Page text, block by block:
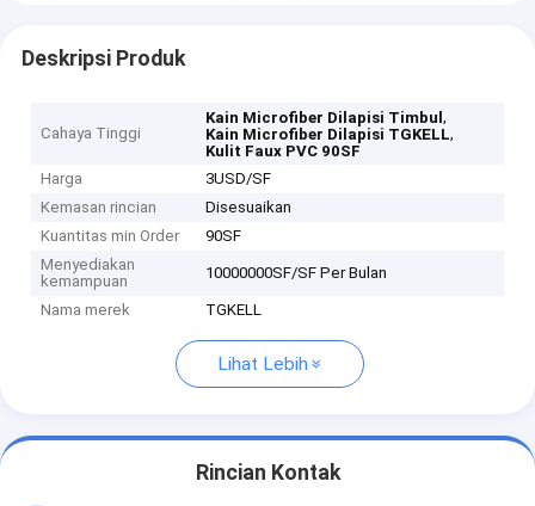
Deskripsi Produk
Cahaya Tinggi
Kain Microfiber Dilapisi Timbul,
Kain Microfiber Dilapisi TGKELL,
Kulit Faux PVC 90SF
Harga
3USD/SF
Kemasan rincian
Disesuaikan
Kuantitas min Order
90SF
Menyediakan
kemampuan
10000000SF/SF Per Bulan
Nama merek TGKELL
Lihat Lebih
Rincian Kontak